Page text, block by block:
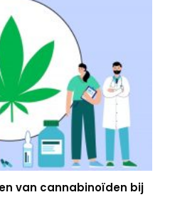
van cannabinoïden bij